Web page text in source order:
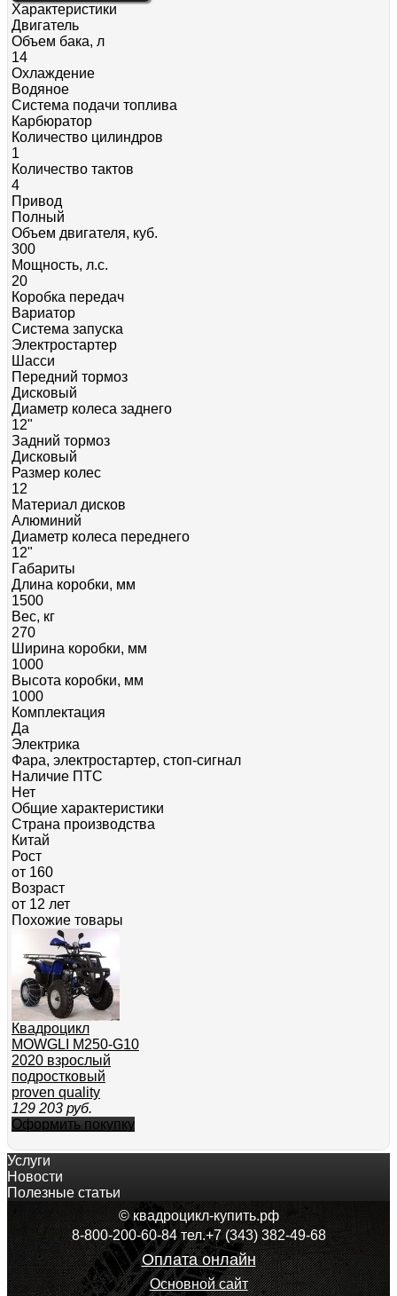
Характеристики
Двигатель
Объем бака, л
14
Охлаждение
Водяное
Система подачи топлива
Карбюратор
Количество цилиндров
1
Количество тактов
4
Привод
Полный
Объем двигателя, куб.
300
Мощность, л.с.
20
Коробка передач
Вариатор
Система запуска
Электростартер
Шасси
Передний тормоз
Дисковый
Диаметр колеса заднего
12"
Задний тормоз
Дисковый
Размер колес
12
Материал дисков
Алюминий
Диаметр колеса переднего
12"
Габариты
Длина коробки, мм
1500
Вес, кг
270
Ширина коробки, мм
1000
Высота коробки, мм
1000
Комплектация
Да
Электрика
Фара, электростартер, стоп-сигнал
Наличие ПТС
Нет
Общие характеристики
Страна производства
Китай
Рост
от 160
Возраст
от 12 лет
Похожие товары
Квадроцикл
MOWGLI M250-G10
2020 взрослый
подростковый
proven quality
129 203 руб.
Оформить покупку
Услуги
Новости
Полезные статьи
© квадроцикл-купить.рф
8-800-200-60-84 тел.+7 (343) 382-49-68
Оплата онлайн
Основной сайт